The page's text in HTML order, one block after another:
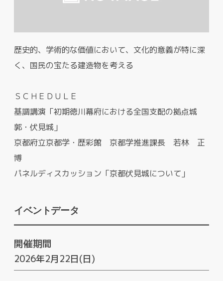
歴史的、学術的な価値において、文化的意義が特に深
く、国民の宝たる建造物を考える
ＳＣＨＥＤＵＬＥ
基調講演「初期徳川幕府における全国支配の拠点城
郭・伏見城」
京都府立京都学・歴彩館 京都学推進課長 若林 正
博
パネルディスカッション「京都伏見城について」
イベントデータ
開催期間
2026年2月22日(日)